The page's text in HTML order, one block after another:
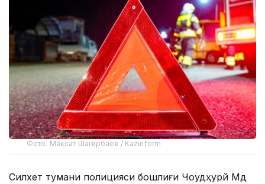
Фото: Мақсат Шағирбаев / Kazinform
Силхет тумани полицияси бошлиғи Чоудҳурй Мд